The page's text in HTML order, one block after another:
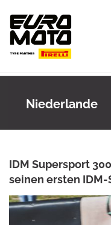
content
Niederlande
IDM Supersport
seinen ersten IDM-
MARCEL